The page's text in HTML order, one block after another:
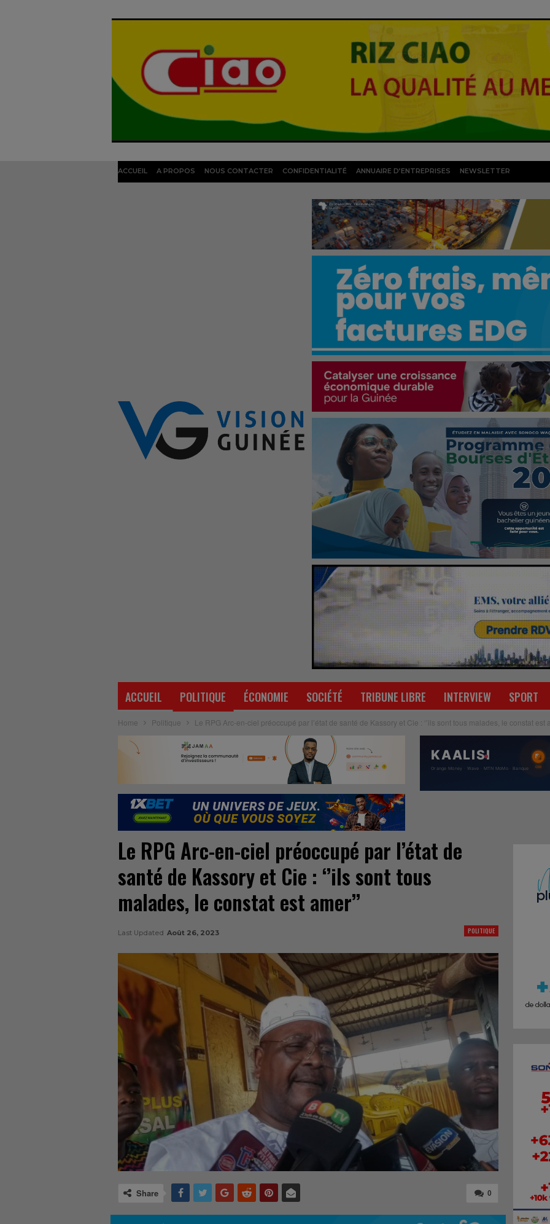
ACCUEIL A PROPOS NOUS CONTACTER CONFIDENTIALITÉ ANNUAIRE D’ENTREPRISES NEWSLETTER
ACCUEIL POLITIQUE ÉCONOMIE SOCIÉTÉ TRIBUNE LIBRE INTERVIEW SPORT
Home Politique Le RPG Arc-en-ciel préoccupé par l’état de santé de Kassory et Cie : ‘’ils sont tous malades, le constat est
Le RPG Arc-en-ciel préoccupé par l’état de
santé de Kassory et Cie : ‘’ils sont tous
malades, le constat est amer’’
POLITIQUE
Last Updated Août 26, 2023
0
Share